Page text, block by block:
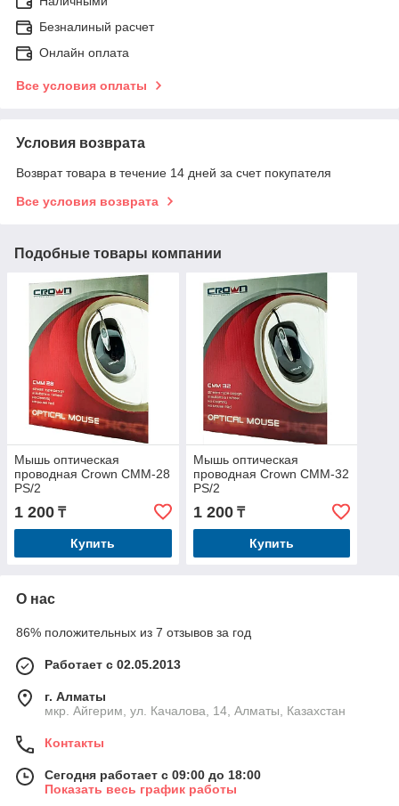
Безналиный расчет
Онлайн оплата
Все условия оплаты
Условия возврата
Возврат товара в течение 14 дней за счет покупателя
Все условия возврата
Подобные товары компании
Мышь оптическая
проводная Crown CMM-28
PS/2
1 200 ₸
Купить
Мышь оптическая
проводная Crown CMM-32
PS/2
1 200₸
Купить
О нас
86% положительных из 7 отзывов за год
Работает с 02.05.2013
г. Алматы
мкр. Айгерим, ул. Качалова, 14, Алматы, Казахстан
Контакты
Сегодня работает с 09:00 до 18:00
Показать весь график работы